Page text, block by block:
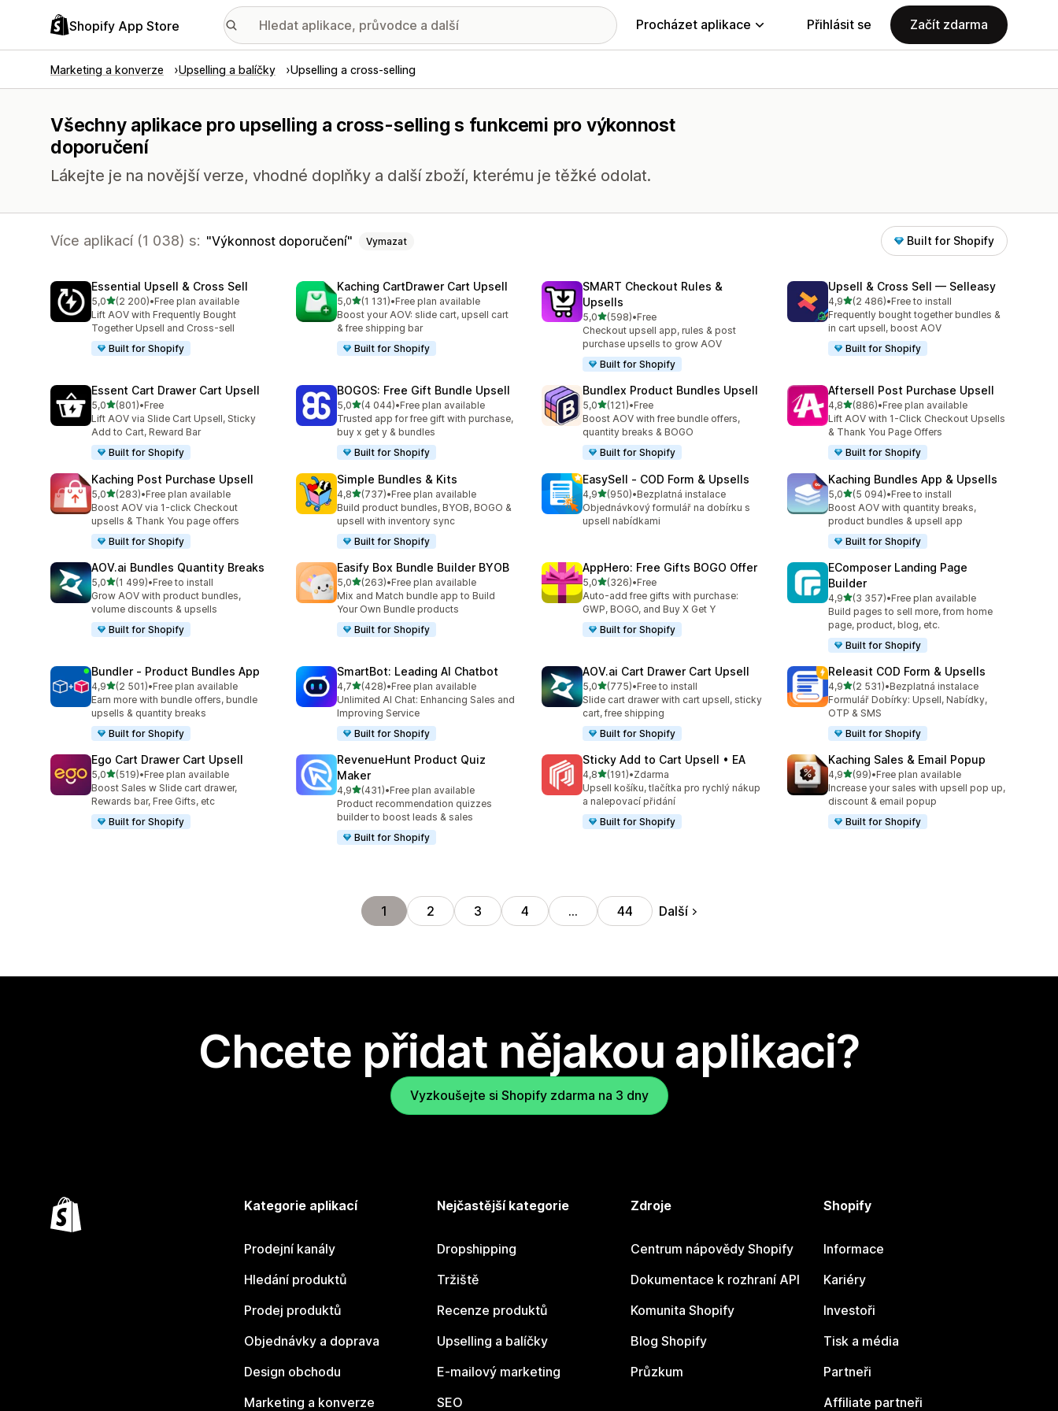
Shopify App Store Procházet aplikace Přihlásit se Začít zdarma
Marketing a konverze Upselling a balíčky Upselling a cross-selling
Všechny aplikace pro upselling a cross-selling s funkcemi pro výkonnost
doporučení
Lákejte je na novější verze, vhodné doplňky a další zboží, kterému je těžké odolat.
Více aplikací (1 038) s: Výkonnost doporučení Vymazat Built for Shopify
Essential Upsell & Cross Sell
5,0z 5 hvězd
(2 200)
Celkový počet recenzí: 2200
•Free plan available
Lift AOV with Frequently Bought
Together Upsell and Cross-sell
Built for Shopify
Kaching CartDrawer Cart Upsell
5,0z 5 hvězd
(1 131)
Celkový počet recenzí: 1131
•Free plan available
Boost your AOV: slide cart, upsell cart
& free shipping bar
Built for Shopify
SMART Checkout Rules &
Upsells
5,0z 5 hvězd
(598)
Celkový počet recenzí: 598
•Free
Checkout upsell app, rules & post
purchase upsells to grow AOV
Built for Shopify
Upsell & Cross Sell — Selleasy
4,9z 5 hvězd
(2 486)
Celkový počet recenzí: 2486
•Free to install
Frequently bought together bundles &
in cart upsell, boost AOV
Built for Shopify
Essent Cart Drawer Cart Upsell
5,0z 5 hvězd
(801)
Celkový počet recenzí: 801
•Free
Lift AOV via Slide Cart Upsell, Sticky
Add to Cart, Reward Bar
Built for Shopify
BOGOS: Free Gift Bundle Upsell
5,0z 5 hvězd
(4 044)
Celkový počet recenzí: 4044
•Free plan available
Trusted app for free gift with purchase,
buy x get y & bundles
Built for Shopify
Bundlex Product Bundles Upsell
5,0z 5 hvězd
(121)
Celkový počet recenzí: 121
•Free
Boost AOV with free bundle offers,
quantity breaks & BOGO
Built for Shopify
Aftersell Post Purchase Upsell
4,8z 5 hvězd
(886)
Celkový počet recenzí: 886
•Free plan available
Lift AOV with 1-Click Checkout Upsells
& Thank You Page Offers
Built for Shopify
Kaching Post Purchase Upsell
5,0z 5 hvězd
(283)
Celkový počet recenzí: 283
•Free plan available
Boost AOV via 1-click Checkout
upsells & Thank You page offers
Built for Shopify
Simple Bundles & Kits
4,8z 5 hvězd
(737)
Celkový počet recenzí: 737
•Free plan available
Build product bundles, BYOB, BOGO &
upsell with inventory sync
Built for Shopify
EasySell ‑ COD Form & Upsells
4,9z 5 hvězd
(950)
Celkový počet recenzí: 950
•Bezplatná instalace
Objednávkový formulář na dobírku s
upsell nabídkami
Kaching Bundles App & Upsells
5,0z 5 hvězd
(5 094)
Celkový počet recenzí: 5094
•Free to install
Boost AOV with quantity breaks,
product bundles & upsell app
Built for Shopify
AOV.ai Bundles Quantity Breaks
5,0z 5 hvězd
(1 499)
Celkový počet recenzí: 1499
•Free to install
Grow AOV with product bundles,
volume discounts & upsells
Built for Shopify
Easify Box Bundle Builder BYOB
5,0z 5 hvězd
(263)
Celkový počet recenzí: 263
•Free plan available
Mix and Match bundle app to Build
Your Own Bundle products
Built for Shopify
AppHero: Free Gifts BOGO Offer
5,0z 5 hvězd
(326)
Celkový počet recenzí: 326
•Free
Auto-add free gifts with purchase:
GWP, BOGO, and Buy X Get Y
Built for Shopify
EComposer Landing Page
Builder
4,9z 5 hvězd
(3 357)
Celkový počet recenzí: 3357
•Free plan available
Build pages to sell more, from home
page, product, blog, etc.
Built for Shopify
Bundler ‑ Product Bundles App
4,9z 5 hvězd
(2 501)
Celkový počet recenzí: 2501
•Free plan available
Earn more with bundle offers, bundle
upsells & quantity breaks
Built for Shopify
SmartBot: Leading AI Chatbot
4,7z 5 hvězd
(428)
Celkový počet recenzí: 428
•Free plan available
Unlimited AI Chat: Enhancing Sales and
Improving Service
Built for Shopify
AOV.ai Cart Drawer Cart Upsell
5,0z 5 hvězd
(775)
Celkový počet recenzí: 775
•Free to install
Slide cart drawer with cart upsell, sticky
cart, free shipping
Built for Shopify
Releasit COD Form & Upsells
4,9z 5 hvězd
(2 531)
Celkový počet recenzí: 2531
•Bezplatná instalace
Formulář Dobírky: Upsell, Nabídky,
OTP & SMS
Built for Shopify
Ego Cart Drawer Cart Upsell
5,0z 5 hvězd
(519)
Celkový počet recenzí: 519
•Free plan available
Boost Sales w Slide cart drawer,
Rewards bar, Free Gifts, etc
Built for Shopify
RevenueHunt Product Quiz
Maker
4,9z 5 hvězd
(431)
Celkový počet recenzí: 431
•Free plan available
Product recommendation quizzes
builder to boost leads & sales
Built for Shopify
Sticky Add to Cart Upsell • EA
4,8z 5 hvězd
(191)
Celkový počet recenzí: 191
•Zdarma
Upsell košíku, tlačítka pro rychlý nákup
a nalepovací přidání
Built for Shopify
Kaching Sales & Email Popup
4,9z 5 hvězd
(99)
Celkový počet recenzí: 99
•Free plan available
Increase your sales with upsell pop up,
discount & email popup
Built for Shopify
1 2 3 4 … 44 Další
Chcete přidat nějakou aplikaci?
Vyzkoušejte si Shopify zdarma na 3 dny
Kategorie aplikací
Prodejní kanály
Hledání produktů
Prodej produktů
Objednávky a doprava
Design obchodu
Marketing a konverze
Nejčastější kategorie
Dropshipping
Tržiště
Recenze produktů
Upselling a balíčky
E-mailový marketing
SEO
Zdroje
Centrum nápovědy Shopify
Dokumentace k rozhraní API
Komunita Shopify
Blog Shopify
Průzkum
Shopify
Informace
Kariéry
Investoři
Tisk a média
Partneři
Affiliate partneři